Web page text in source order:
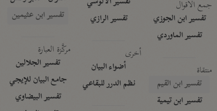
جمع الأقوال
تفسير ابن الجوزي
تفسير الماوردي
منتقاة
تفسير ابن القيم
تفسير ابن تيمية
تفسير الرازي
أخرى
أضواء البيان
نظم الدرر للبقاعي
تفسير ابن عثيمين
مركَّزة العبارة
تفسير الجلالين
جامع البيان للإيجي
تفسير البيضاوي